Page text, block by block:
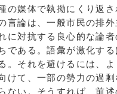
の媒体で執拗にくり返
言論は、一般市民の排
に対抗する良心的な論
である。語彙が激化す
。それを避けるには、
けて、一部の勢力の過
ない。そうすれば、前